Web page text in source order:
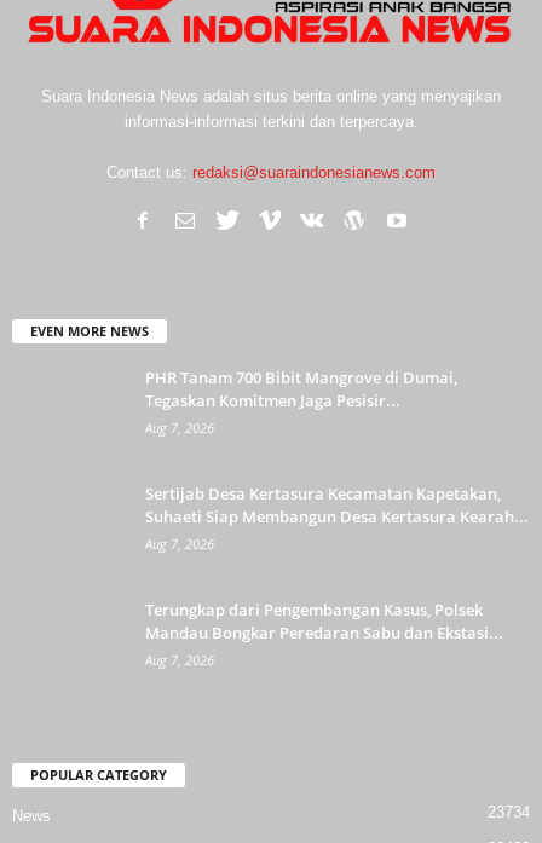
Suara Indonesia News adalah situs berita online yang menyajikan
informasi-informasi terkini dan terpercaya.
Contact us: redaksi@suaraindonesianews.com
EVEN MORE NEWS
PHR Tanam 700 Bibit Mangrove di Dumai,
Tegaskan Komitmen Jaga Pesisir...
Aug 7, 2026
Sertijab Desa Kertasura Kecamatan Kapetakan,
Suhaeti Siap Membangun Desa Kertasura Kearah...
Aug 7, 2026
Terungkap dari Pengembangan Kasus, Polsek
Mandau Bongkar Peredaran Sabu dan Ekstasi...
Aug 7, 2026
POPULAR CATEGORY
News 23734